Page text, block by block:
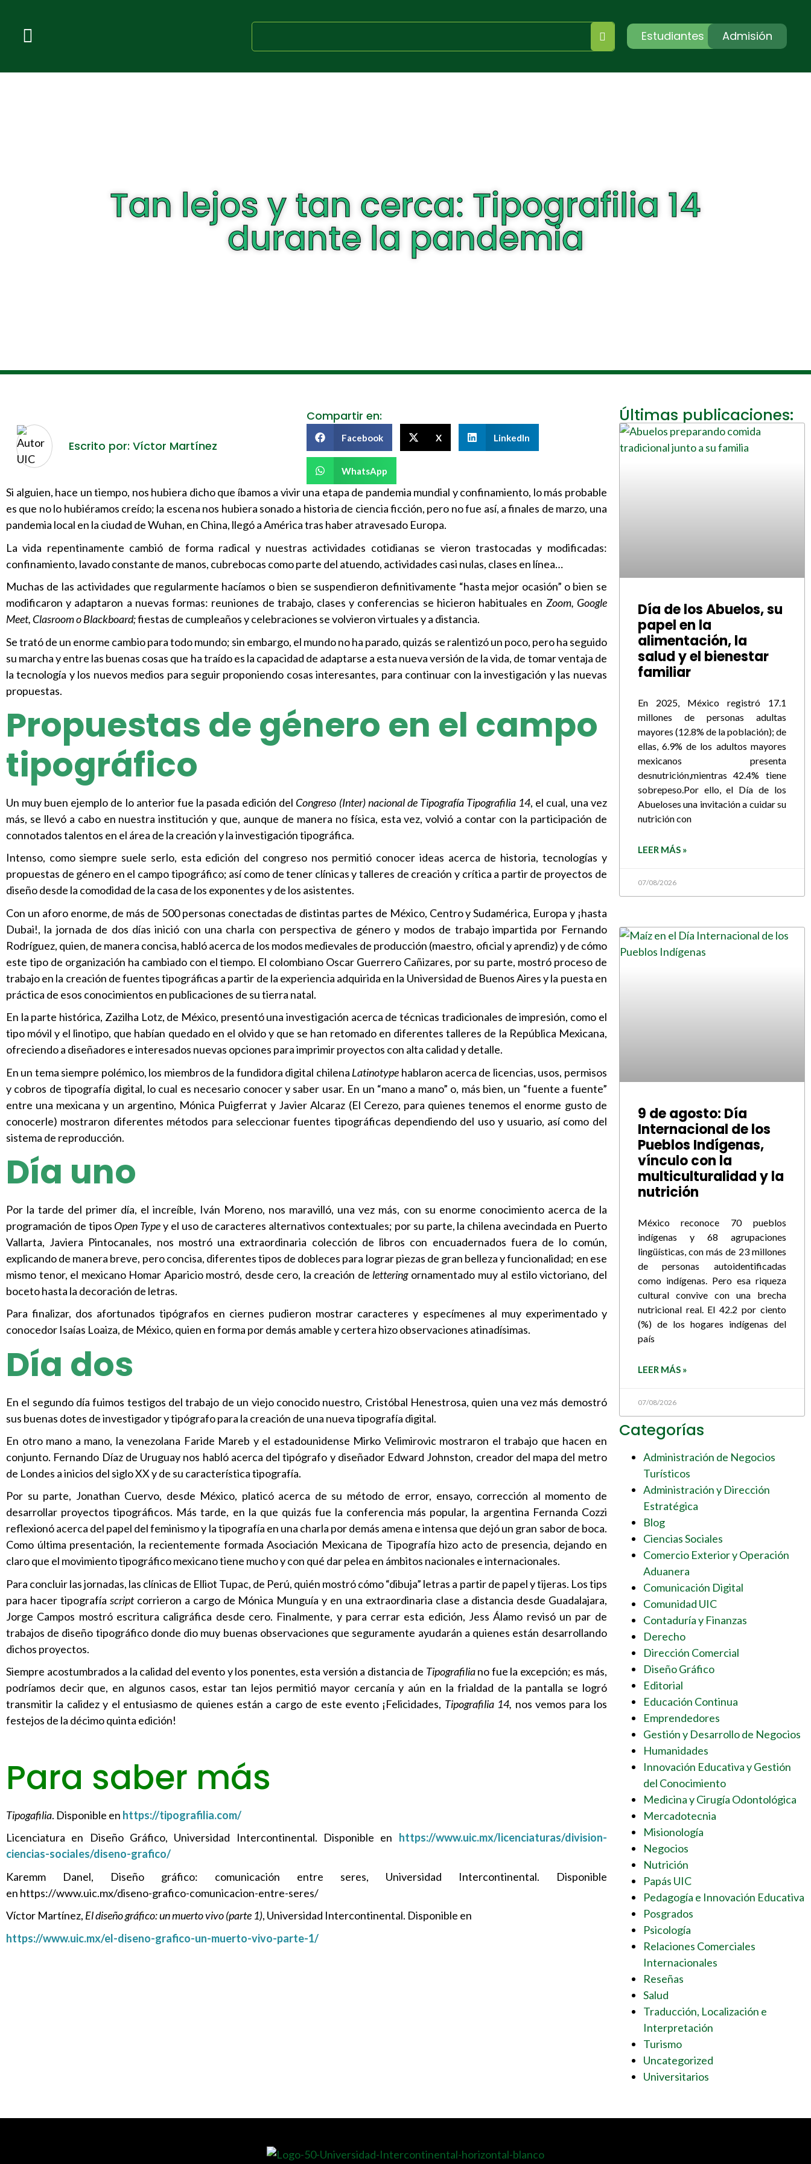
Estudiantes Admisión
Tan lejos y tan cerca: Tipografilia 14
durante la pandemia
Escrito por: Víctor Martínez
Compartir en:
Facebook X LinkedIn
WhatsApp
Si alguien, hace un tiempo, nos hubiera dicho que íbamos a vivir una etapa de pandemia mundial y confinamiento, lo más probable
es que no lo hubiéramos creído; la escena nos hubiera sonado a historia de ciencia ficción, pero no fue así, a finales de marzo, una
pandemia local en la ciudad de Wuhan, en China, llegó a América tras haber atravesado Europa.
La vida repentinamente cambió de forma radical y nuestras actividades cotidianas se vieron trastocadas y modificadas:
confinamiento, lavado constante de manos, cubrebocas como parte del atuendo, actividades casi nulas, clases en línea…
Muchas de las actividades que regularmente hacíamos o bien se suspendieron definitivamente “hasta mejor ocasión” o bien se
modificaron y adaptaron a nuevas formas: reuniones de trabajo, clases y conferencias se hicieron habituales en Zoom, Google
Meet, Clasroom o Blackboard;fiestas de cumpleaños y celebraciones se volvieron virtuales y a distancia.
Se trató de un enorme cambio para todo mundo; sin embargo, el mundo no ha parado, quizás se ralentizó un poco, pero ha seguido
su marcha y entre las buenas cosas que ha traído es la capacidad de adaptarse a esta nueva versión de la vida, de tomar ventaja de
la tecnología y los nuevos medios para seguir proponiendo cosas interesantes, para continuar con la investigación y las nuevas
propuestas.
Propuestas de género en el campo
tipográfico
Un muy buen ejemplo de lo anterior fue la pasada edición del Congreso (Inter) nacional de Tipografía Tipografilia 14, el cual, una vez
más, se llevó a cabo en nuestra institución y que, aunque de manera no física, esta vez, volvió a contar con la participación de
connotados talentos en el área de la creación y la investigación tipográfica.
Intenso, como siempre suele serlo, esta edición del congreso nos permitió conocer ideas acerca de historia, tecnologías y
propuestas de género en el campo tipográfico; así como de tener clínicas y talleres de creación y crítica a partir de proyectos de
diseño desde la comodidad de la casa de los exponentes y de los asistentes.
Con un aforo enorme, de más de 500 personas conectadas de distintas partes de México, Centro y Sudamérica, Europa y ¡hasta
Dubai!, la jornada de dos días inició con una charla con perspectiva de género y modos de trabajo impartida por Fernando
Rodríguez, quien, de manera concisa, habló acerca de los modos medievales de producción (maestro, oficial y aprendiz) y de cómo
este tipo de organización ha cambiado con el tiempo. El colombiano Oscar Guerrero Cañizares, por su parte, mostró proceso de
trabajo en la creación de fuentes tipográficas a partir de la experiencia adquirida en la Universidad de Buenos Aires y la puesta en
práctica de esos conocimientos en publicaciones de su tierra natal.
En la parte histórica, Zazilha Lotz, de México, presentó una investigación acerca de técnicas tradicionales de impresión, como el
tipo móvil y el linotipo, que habían quedado en el olvido y que se han retomado en diferentes talleres de la República Mexicana,
ofreciendo a diseñadores e interesados nuevas opciones para imprimir proyectos con alta calidad y detalle.
En un tema siempre polémico, los miembros de la fundidora digital chilena Latinotype hablaron acerca de licencias, usos, permisos
y cobros de tipografía digital, lo cual es necesario conocer y saber usar. En un “mano a mano” o, más bien, un “fuente a fuente”
entre una mexicana y un argentino, Mónica Puigferrat y Javier Alcaraz (El Cerezo, para quienes tenemos el enorme gusto de
conocerle) mostraron diferentes métodos para seleccionar fuentes tipográficas dependiendo del uso y usuario, así como del
sistema de reproducción.
Día uno
Por la tarde del primer día, el increíble, Iván Moreno, nos maravilló, una vez más, con su enorme conocimiento acerca de la
programación de tipos Open Typey el uso de caracteres alternativos contextuales; por su parte, la chilena avecindada en Puerto
Vallarta, Javiera Pintocanales, nos mostró una extraordinaria colección de libros con encuadernados fuera de lo común,
explicando de manera breve, pero concisa, diferentes tipos de dobleces para lograr piezas de gran belleza y funcionalidad; en ese
mismo tenor, el mexicano Homar Aparicio mostró, desde cero, la creación de letteringornamentado muy al estilo victoriano, del
boceto hasta la decoración de letras.
Para finalizar, dos afortunados tipógrafos en ciernes pudieron mostrar caracteres y especímenes al muy experimentado y
conocedor Isaías Loaiza, de México, quien en forma por demás amable y certera hizo observaciones atinadísimas.
Día dos
En el segundo día fuimos testigos del trabajo de un viejo conocido nuestro, Cristóbal Henestrosa, quien una vez más demostró
sus buenas dotes de investigador y tipógrafo para la creación de una nueva tipografía digital.
En otro mano a mano, la venezolana Faride Mareb y el estadounidense Mirko Velimirovic mostraron el trabajo que hacen en
conjunto. Fernando Díaz de Uruguay nos habló acerca del tipógrafo y diseñador Edward Johnston, creador del mapa del metro
de Londes a inicios del siglo XX y de su característica tipografía.
Por su parte, Jonathan Cuervo, desde México, platicó acerca de su método de error, ensayo, corrección al momento de
desarrollar proyectos tipográficos. Más tarde, en la que quizás fue la conferencia más popular, la argentina Fernanda Cozzi
reflexionó acerca del papel del feminismo y la tipografía en una charla por demás amena e intensa que dejó un gran sabor de boca.
Como última presentación, la recientemente formada Asociación Mexicana de Tipografía hizo acto de presencia, dejando en
claro que el movimiento tipográfico mexicano tiene mucho y con qué dar pelea en ámbitos nacionales e internacionales.
Para concluir las jornadas, las clínicas de Elliot Tupac, de Perú, quién mostró cómo “dibuja” letras a partir de papel y tijeras. Los tips
para hacer tipografía scriptcorrieron a cargo de Mónica Munguía y en una extraordinaria clase a distancia desde Guadalajara,
Jorge Campos mostró escritura caligráfica desde cero. Finalmente, y para cerrar esta edición, Jess Álamo revisó un par de
trabajos de diseño tipográfico donde dio muy buenas observaciones que seguramente ayudarán a quienes están desarrollando
dichos proyectos.
Siempre acostumbrados a la calidad del evento y los ponentes, esta versión a distancia de Tipografiliano fue la excepción; es más,
podríamos decir que, en algunos casos, estar tan lejos permitió mayor cercanía y aún en la frialdad de la pantalla se logró
transmitir la calidez y el entusiasmo de quienes están a cargo de este evento ¡Felicidades, Tipografilia 14, nos vemos para los
festejos de la décimo quinta edición!
Para saber más
Tipogafilia. Disponible en https://tipografilia.com/
Licenciatura en Diseño Gráfico, Universidad Intercontinental. Disponible en https://www.uic.mx/licenciaturas/division-
ciencias-sociales/diseno-grafico/
Karemm Danel, Diseño gráfico: comunicación entre seres, Universidad Intercontinental. Disponible
en https://www.uic.mx/diseno-grafico-comunicacion-entre-seres/
Víctor Martínez, El diseño gráfico: un muerto vivo (parte 1), Universidad Intercontinental. Disponible en
https://www.uic.mx/el-diseno-grafico-un-muerto-vivo-parte-1/
Últimas publicaciones:
Día de los Abuelos, su
papel en la
alimentación, la
salud y el bienestar
familiar
En 2025, México registró 17.1
millones de personas adultas
mayores (12.8% de la población); de
ellas, 6.9% de los adultos mayores
mexicanos presenta
desnutrición,mientras 42.4% tiene
sobrepeso.Por ello, el Día de los
Abueloses una invitación a cuidar su
nutrición con
LEER MÁS »
07/08/2026
9 de agosto: Día
Internacional de los
Pueblos Indígenas,
vínculo con la
multiculturalidad y la
nutrición
México reconoce 70 pueblos
indígenas y 68 agrupaciones
lingüísticas, con más de 23 millones
de personas autoidentificadas
como indígenas. Pero esa riqueza
cultural convive con una brecha
nutricional real. El 42.2 por ciento
(%) de los hogares indígenas del
país
LEER MÁS »
07/08/2026
Categorías
Administración de Negocios
Turísticos
Administración y Dirección
Estratégica
Blog
Ciencias Sociales
Comercio Exterior y Operación
Aduanera
Comunicación Digital
Comunidad UIC
Contaduría y Finanzas
Derecho
Dirección Comercial
Diseño Gráfico
Editorial
Educación Continua
Emprendedores
Gestión y Desarrollo de Negocios
Humanidades
Innovación Educativa y Gestión
del Conocimiento
Medicina y Cirugía Odontológica
Mercadotecnia
Misionología
Negocios
Nutrición
Papás UIC
Pedagogía e Innovación Educativa
Posgrados
Psicología
Relaciones Comerciales
Internacionales
Reseñas
Salud
Traducción, Localización e
Interpretación
Turismo
Uncategorized
Universitarios